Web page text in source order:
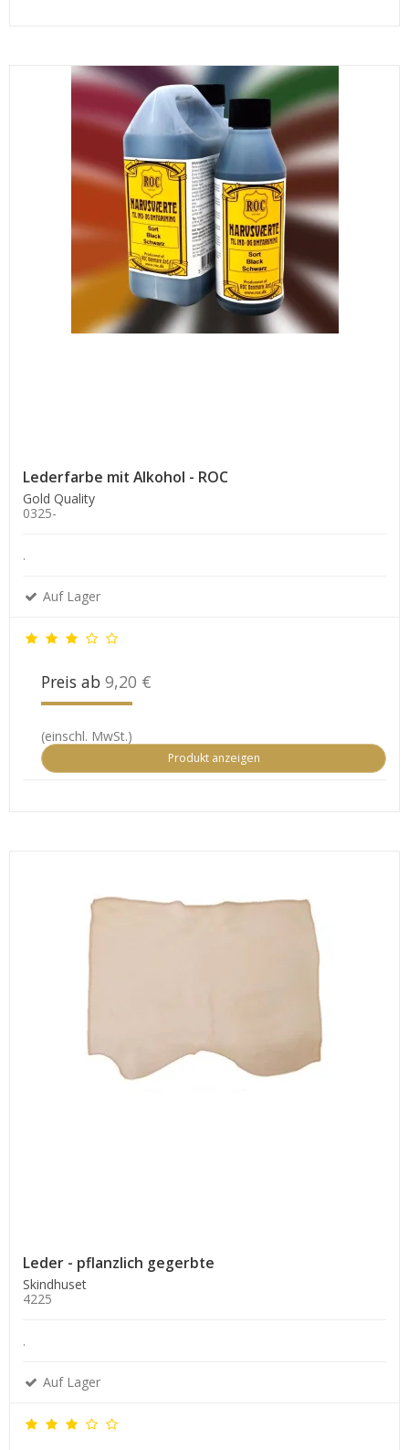
Lederfarbe mit Alkohol - ROC
Gold Quality
0325-
.
Auf Lager
Preis ab 9,20 €
(einschl. MwSt.)
Produkt anzeigen
Leder - pflanzlich gegerbte
Skindhuset
4225
.
Auf Lager